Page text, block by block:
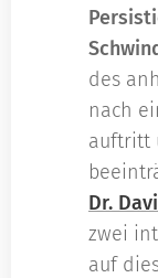
des
nach
auftritt
Dr.
zwei
auf